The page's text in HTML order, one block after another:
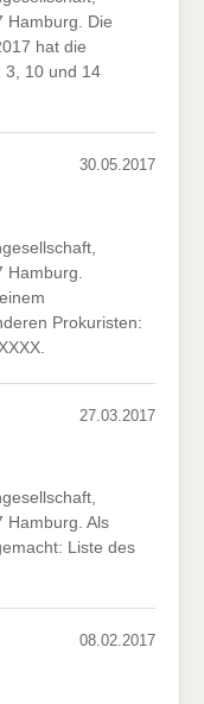
Hamburg. Die
hat die
3, 10 und 14
30.05.2017
Hamburg.
Prokuristen:
27.03.2017
Hamburg. Als
Liste des
08.02.2017